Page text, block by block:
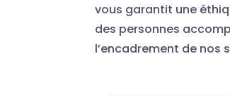
vous garantit une
des personnes
l’encadrement de nos